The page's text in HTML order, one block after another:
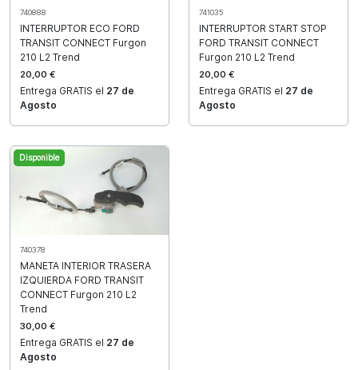
740888
INTERRUPTOR ECO FORD
TRANSIT CONNECT Furgon
210 L2 Trend
20,00 €
Entrega GRATIS el 27 de
Agosto
741035
INTERRUPTOR START STOP
FORD TRANSIT CONNECT
Furgon 210 L2 Trend
20,00 €
Entrega GRATIS el 27 de
Agosto
Disponible
740378
MANETA INTERIOR TRASERA
IZQUIERDA FORD TRANSIT
CONNECT Furgon 210 L2
Trend
30,00 €
Entrega GRATIS el 27 de
Agosto